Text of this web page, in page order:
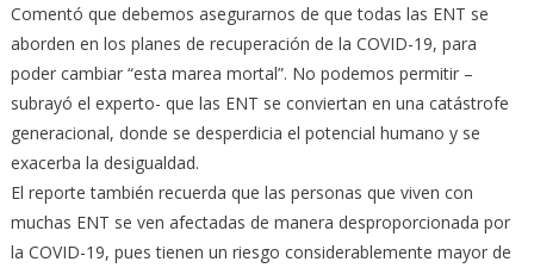
Comentó que debemos asegurarnos de que todas las ENT se
aborden en los planes de recuperación de la COVID-19, para
poder cambiar “esta marea mortal”. No podemos permitir –
subrayó el experto- que las ENT se conviertan en una catástrofe
generacional, donde se desperdicia el potencial humano y se
exacerba la desigualdad.
El reporte también recuerda que las personas que viven con
muchas ENT se ven afectadas de manera desproporcionada por
la COVID-19, pues tienen un riesgo considerablemente mayor de